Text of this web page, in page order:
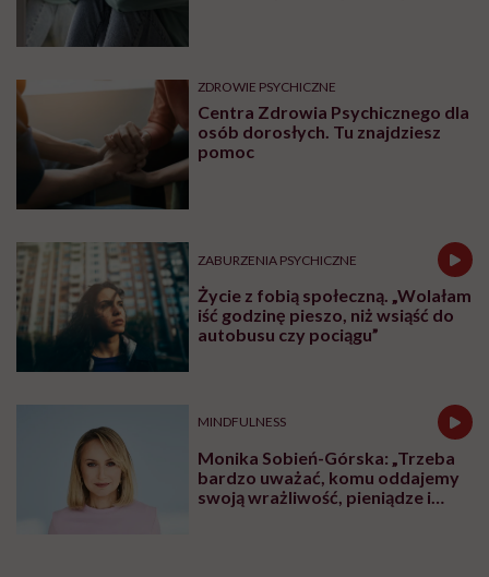
ZDROWIE PSYCHICZNE
Centra Zdrowia Psychicznego dla
osób dorosłych. Tu znajdziesz
pomoc
ZABURZENIA PSYCHICZNE
Życie z fobią społeczną. „Wolałam
iść godzinę pieszo, niż wsiąść do
autobusu czy pociągu”
MINDFULNESS
Monika Sobień-Górska: „Trzeba
bardzo uważać, komu oddajemy
swoją wrażliwość, pieniądze i